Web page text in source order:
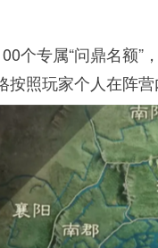
个专属“问鼎名额”
按照玩家个人在阵